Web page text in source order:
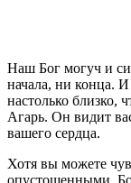
Наш Бог могуч и
начала, ни конца.
настолько близко,
Агарь. Он видит
вашего сердца.
Хотя вы можете
опустошенными,